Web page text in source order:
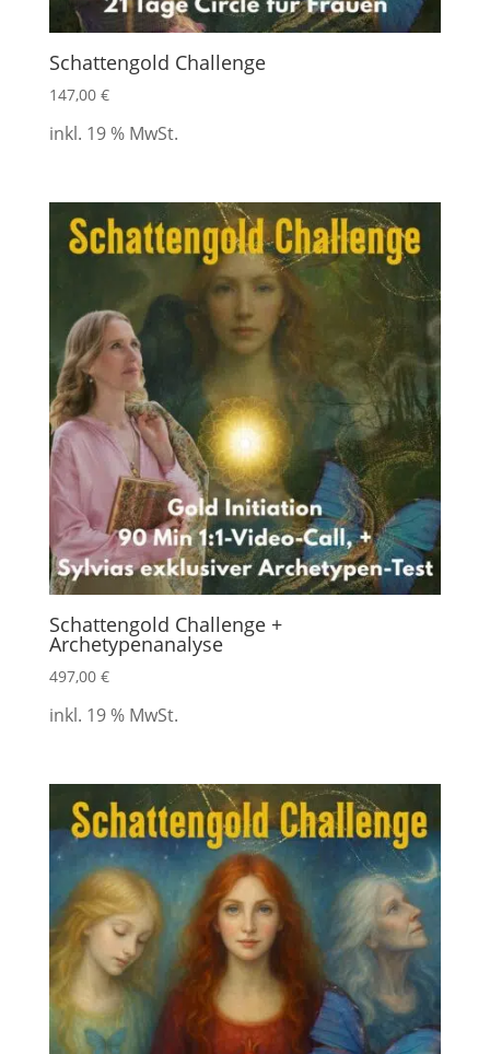
Schattengold Challenge
147,00 €
inkl. 19 % MwSt.
Schattengold Challenge +
Archetypenanalyse
497,00 €
inkl. 19 % MwSt.